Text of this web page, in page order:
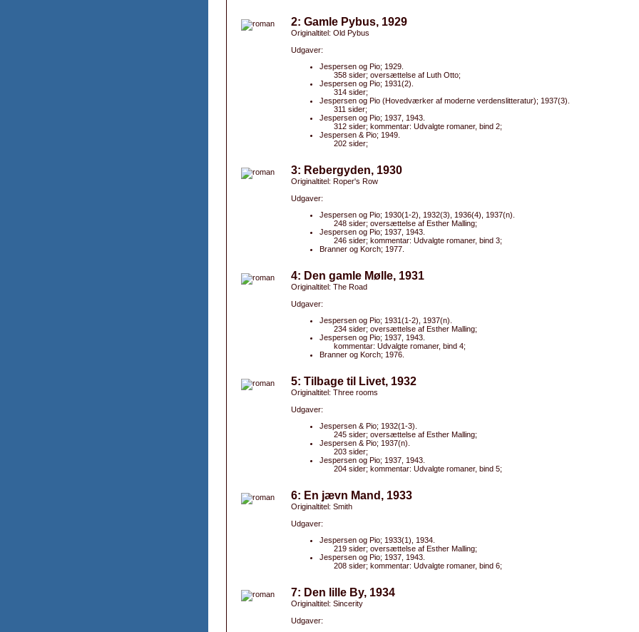
2: Gamle Pybus, 1929
Originaltitel: Old Pybus
Udgaver:
Jespersen og Pio; 1929.
358 sider; oversættelse af Luth Otto;
Jespersen og Pio; 1931(2).
314 sider;
Jespersen og Pio (Hovedværker af moderne verdenslitteratur); 1937(3).
311 sider;
Jespersen og Pio; 1937, 1943.
312 sider; kommentar: Udvalgte romaner, bind 2;
Jespersen & Pio; 1949.
202 sider;
3: Rebergyden, 1930
Originaltitel: Roper's Row
Udgaver:
Jespersen og Pio; 1930(1-2), 1932(3), 1936(4), 1937(n).
248 sider; oversættelse af Esther Malling;
Jespersen og Pio; 1937, 1943.
246 sider; kommentar: Udvalgte romaner, bind 3;
Branner og Korch; 1977.
4: Den gamle Mølle, 1931
Originaltitel: The Road
Udgaver:
Jespersen og Pio; 1931(1-2), 1937(n).
234 sider; oversættelse af Esther Malling;
Jespersen og Pio; 1937, 1943.
kommentar: Udvalgte romaner, bind 4;
Branner og Korch; 1976.
5: Tilbage til Livet, 1932
Originaltitel: Three rooms
Udgaver:
Jespersen & Pio; 1932(1-3).
245 sider; oversættelse af Esther Malling;
Jespersen & Pio; 1937(n).
203 sider;
Jespersen og Pio; 1937, 1943.
204 sider; kommentar: Udvalgte romaner, bind 5;
6: En jævn Mand, 1933
Originaltitel: Smith
Udgaver:
Jespersen og Pio; 1933(1), 1934.
219 sider; oversættelse af Esther Malling;
Jespersen og Pio; 1937, 1943.
208 sider; kommentar: Udvalgte romaner, bind 6;
7: Den lille By, 1934
Originaltitel: Sincerity
Udgaver: